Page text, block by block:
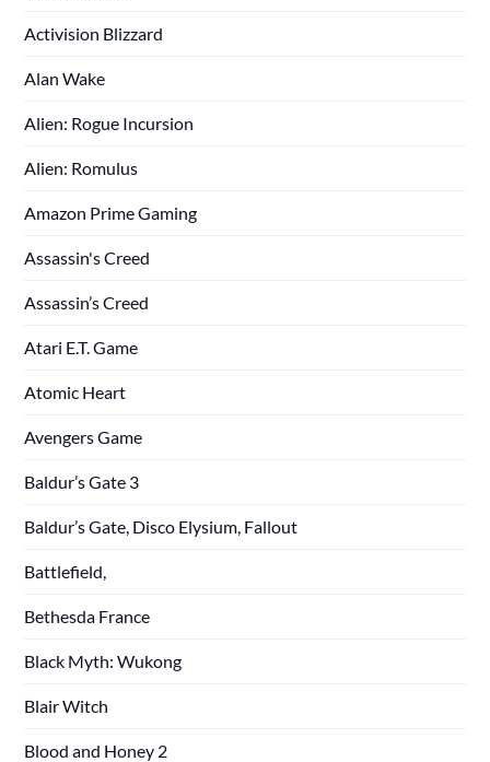
Activision Blizzard
Alan Wake
Alien: Rogue Incursion
Alien: Romulus
Amazon Prime Gaming
Assassin's Creed
Assassin’s Creed
Atari E.T. Game
Atomic Heart
Avengers Game
Baldur’s Gate 3
Baldur’s Gate, Disco Elysium, Fallout
Battlefield,
Bethesda France
Black Myth: Wukong
Blair Witch
Blood and Honey 2